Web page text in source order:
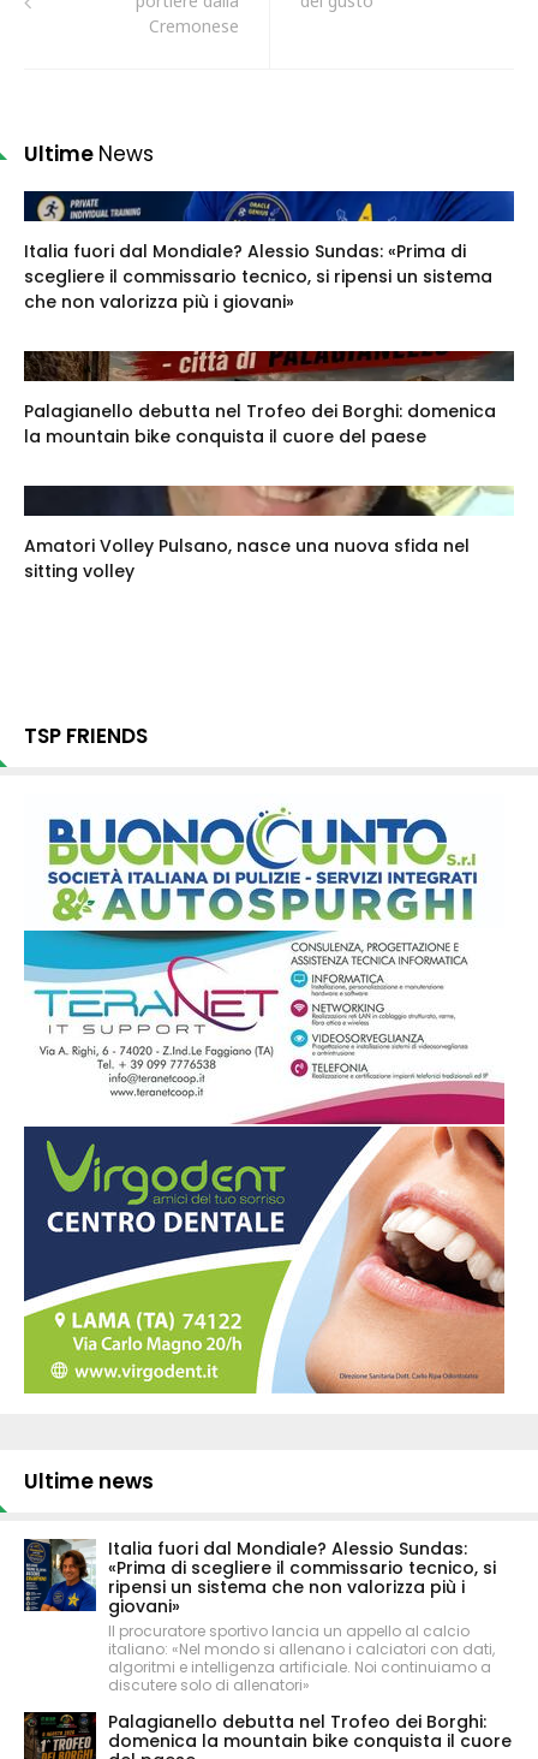
Cremonese
Ultime News
Italia fuori dal Mondiale? Alessio Sundas: «Prima di
scegliere il commissario tecnico, si ripensi un sistema
che non valorizza più i giovani»
Palagianello debutta nel Trofeo dei Borghi: domenica
la mountain bike conquista il cuore del paese
Amatori Volley Pulsano, nasce una nuova sfida nel
sitting volley
TSP FRIENDS
Ultime news
Italia fuori dal Mondiale? Alessio Sundas:
«Prima di scegliere il commissario tecnico, si
ripensi un sistema che non valorizza più i
giovani»
Il procuratore sportivo lancia un appello al calcio
italiano: «Nel mondo si allenano i calciatori con dati,
algoritmi e intelligenza artificiale. Noi continuiamo a
discutere solo di allenatori»
Palagianello debutta nel Trofeo dei Borghi:
domenica la mountain bike conquista il cuore